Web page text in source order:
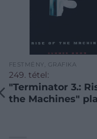
FESTMÉNY, GRAFIKA
249. tétel:
"Terminator 3.:
the Machines"